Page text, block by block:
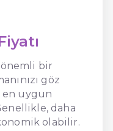
önemli bir
göz
en uygun
daha
olabilir.